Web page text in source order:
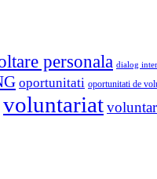
personala dialog
oportunitati oportunitati de
voluntariat